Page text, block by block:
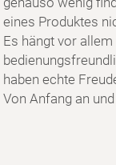
eines Produktes
Es hängt vor
haben echte
Von Anfang an